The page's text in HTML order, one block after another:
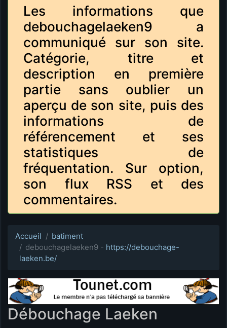
Les informations que
debouchagelaeken9 a
communiqué sur son site.
Catégorie, titre et
description en première
partie sans oublier un
aperçu de son site, puis des
informations de
référencement et ses
statistiques de
fréquentation. Sur option,
son flux RSS et des
commentaires.
Accueil
batiment
debouchagelaeken9 - https://debouchage-
laeken.be/
Débouchage Laeken